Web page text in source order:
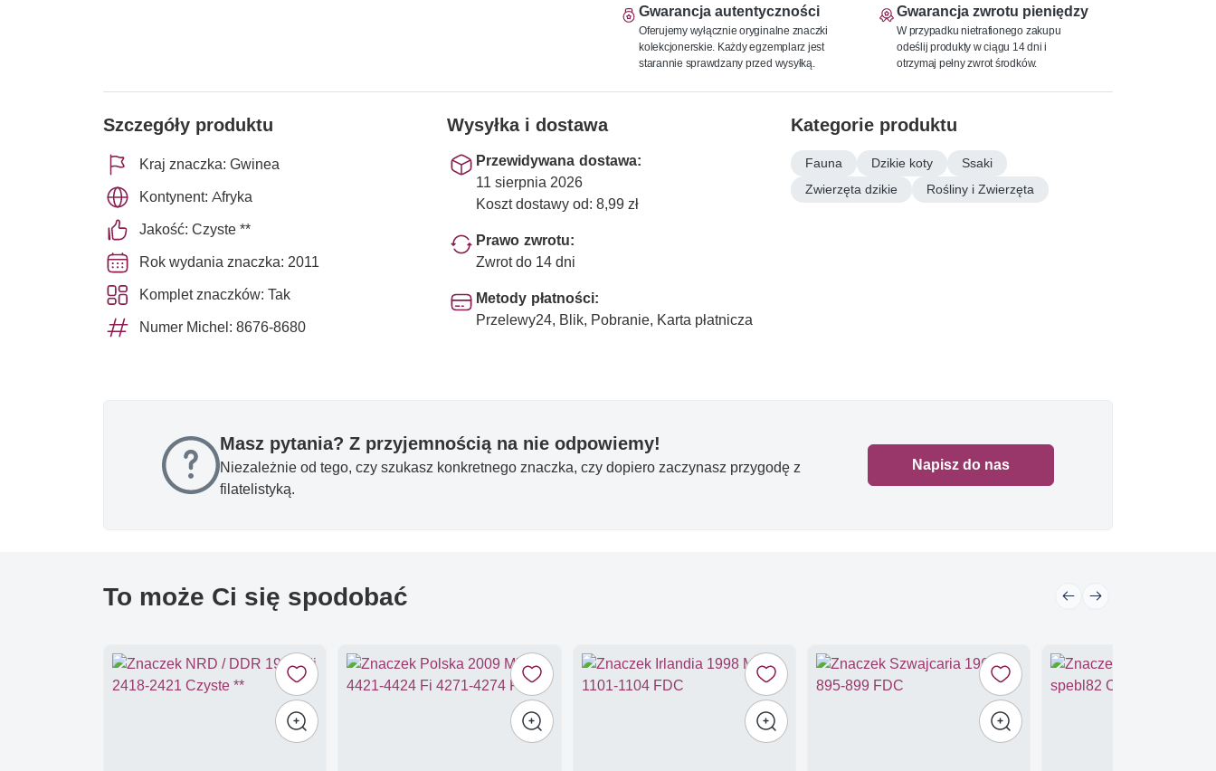
Gwarancja autentyczności
Oferujemy wyłącznie oryginalne znaczki
kolekcjonerskie. Każdy egzemplarz jest
starannie sprawdzany przed wysyłką.
Gwarancja zwrotu pieniędzy
W przypadku nietrafionego zakupu
odeślij produkty w ciągu 14 dni i
otrzymaj pełny zwrot środków.
Szczegóły produktu
Kraj znaczka: Gwinea
Kontynent: Afryka
Jakość: Czyste **
Rok wydania znaczka: 2011
Komplet znaczków: Tak
Numer Michel: 8676-8680
Wysyłka i dostawa
Przewidywana dostawa:
11 sierpnia 2026
Koszt dostawy od: 8,99 zł
Prawo zwrotu:
Zwrot do 14 dni
Metody płatności:
Przelewy24, Blik, Pobranie, Karta płatnicza
Kategorie produktu
Fauna Dzikie koty
Ssaki
Zwierzęta dzikie
Rośliny i Zwierzęta
Masz pytania? Z przyjemnością na nie odpowiemy!
Niezależnie od tego, czy szukasz konkretnego znaczka, czy dopiero zaczynasz przygodę z
filatelistyką.
Napisz do nas
To może Ci się spodobać